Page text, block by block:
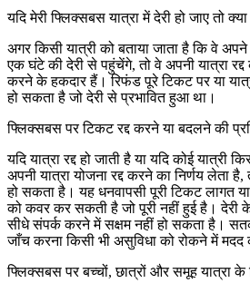
यदि मेरी फ्लिक्सबस यात्रा में देरी हो जाए तो क्या
अगर किसी यात्री को बताया जाता है कि वे
एक घंटे की देरी से पहुंचेंगे, तो वे अपनी यात्रा
करने के हकदार हैं। रिफंड पूरे टिकट पर या
हो सकता है जो देरी से प्रभावित हुआ था।
फ्लिक्सबस पर टिकट रद्द करने या बदलने की
यदि यात्रा रद्द हो जाती है या यदि कोई यात्री
अपनी यात्रा योजना रद्द करने का निर्णय लेता
हो सकता है। यह धनवापसी पूरी टिकट लागत
को कवर कर सकती है जो पूरी नहीं हुई है।
सीधे संपर्क करने में सक्षम नहीं हो सकता है।
जाँच करना किसी भी असुविधा को रोकने में
फ्लिक्सबस पर बच्चों, छात्रों और समूह यात्रा के